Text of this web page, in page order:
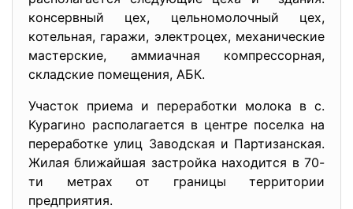
консервный цех, цельномолочный цех,
котельная, гаражи, электроцех, механические
мастерские, аммиачная компрессорная,
складские помещения, АБК.
Участок приема и переработки молока в с.
Курагино располагается в центре поселка на
переработке улиц Заводская и Партизанская.
Жилая ближайшая застройка находится в 70-
ти метрах от границы территории
предприятия.